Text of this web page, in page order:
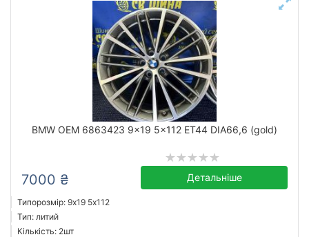
BMW OEM 6863423 9x19 5x112 ET44 DIA66,6 (gold)
7000 ₴ Детальніше
Типорозмір: 9x19 5х112
Тип: литий
Кількість: 2шт